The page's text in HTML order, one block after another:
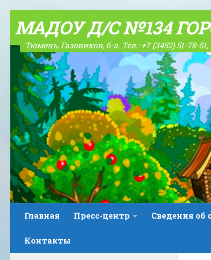
МАДОУ Д/С №134
Тюмень, Газовиков, 6-а. Тел.: +7 (3452) 51-78-51,
Главная Пресс-центр Сведения об
Контакты